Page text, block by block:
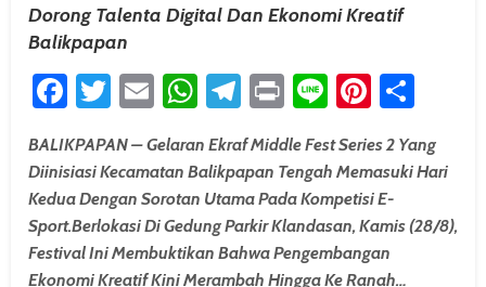
Dorong Talenta Digital Dan Ekonomi Kreatif
Balikpapan
Facebook
Twitter
EmailWhatsApp
Telegram
PrintLine
BALIKPAPAN – Gelaran Ekraf Middle Fest Series 2 Yang
Diinisiasi Kecamatan Balikpapan Tengah Memasuki Hari
Kedua Dengan Sorotan Utama Pada Kompetisi E-
Sport.Berlokasi Di Gedung Parkir Klandasan, Kamis (28/8),
Festival Ini Membuktikan Bahwa Pengembangan
Ekonomi Kreatif Kini Merambah Hingga Ke Ranah…